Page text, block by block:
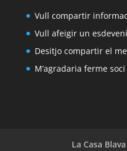
Vull compartir
Vull afeigir un
Desitjo compartir el
M’agradaria ferme
La Casa Blava